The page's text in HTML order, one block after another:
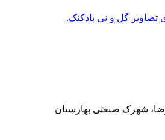
تصاویر گل و نی بادکنک.
رضا، شهرک صنعتی بهارستان